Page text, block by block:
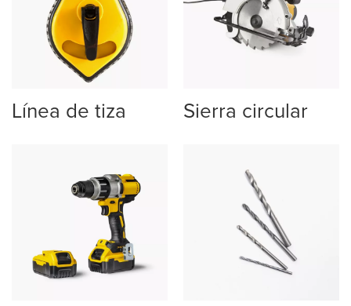
Línea de tiza Sierra circular